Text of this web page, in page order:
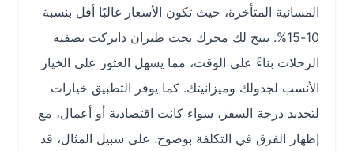
المسائية المتأخرة، حيث تكون الأسعار غالبًا أقل بنسبة
10-15%. يتيح لك محرك بحث طيران دايركت تصفية
الرحلات بناءً على الوقت، مما يسهل العثور على الخيار
الأنسب لجدولك وميزانيتك. كما يوفر التطبيق خيارات
لتحديد درجة السفر، سواء كانت اقتصادية أو أعمال، مع
إظهار الفرق في التكلفة بوضوح. على سبيل المثال، قد